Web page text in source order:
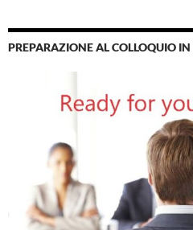
PREPARAZIONE AL COLLOQUIO IN